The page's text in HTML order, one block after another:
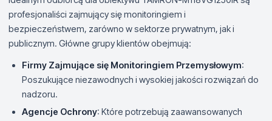
profesjonaliści zajmujący się monitoringiem i
bezpieczeństwem, zarówno w sektorze prywatnym, jak i
publicznym. Główne grupy klientów obejmują:
Firmy Zajmujące się Monitoringiem Przemysłowym:
Poszukujące niezawodnych i wysokiej jakości rozwiązań do
nadzoru.
Agencje Ochrony: Które potrzebują zaawansowanych